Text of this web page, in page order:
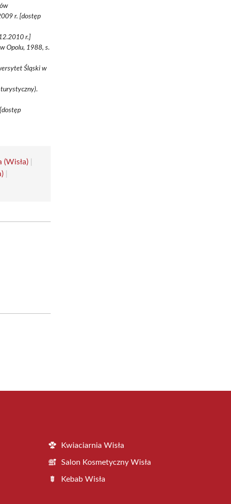
r. [dostęp
r.]
Opolu, 1988, s.
Śląski w
turystyczny).
(Wisła)
Kwiaciarnia Wisła
Salon Kosmetyczny Wisła
Kebab Wisła